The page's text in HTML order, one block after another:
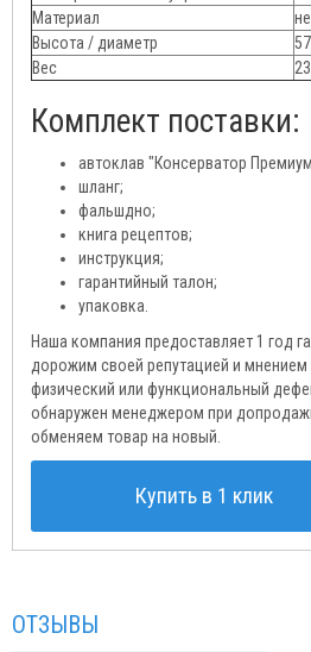
Материал
Высота / диаметр
Вес
Комплект поставки:
автоклав "Консерватор
шланг;
фальшдно;
книга рецептов;
инструкция;
гарантийный талон;
упаковка.
Наша компания предоставляет 1 год
дорожим своей репутацией и мнением
физический или функциональный
обнаружен менеджером при
обменяем товар на новый.
Купить в 1 клик
ОТЗЫВЫ